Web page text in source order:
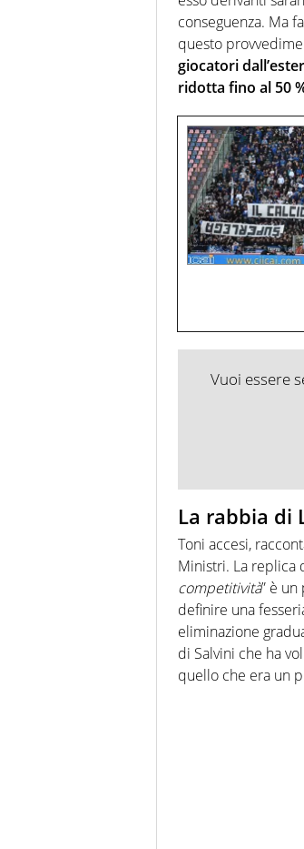
conseguenza. Ma
questo
giocatori
ridotta fino al 50
Vuoi essere
La rabbia di
Toni accesi,
Ministri. La replica
competitività” è
definire una
eliminazione
di Salvini che ha
quello che era un